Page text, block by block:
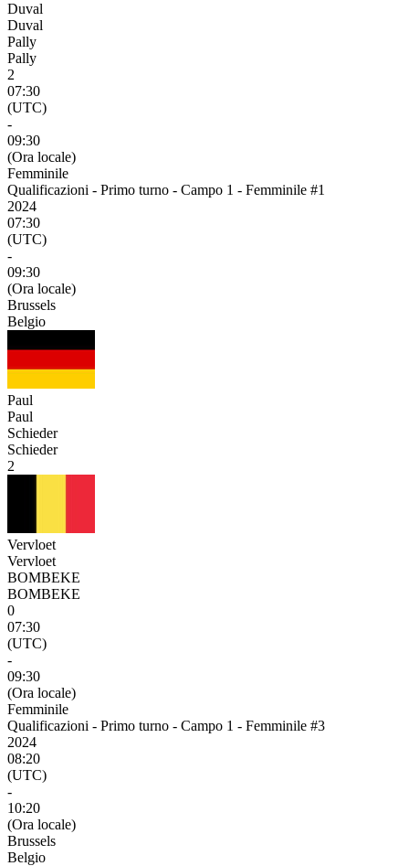
Duval
Duval
Pally
Pally
2
07:30
(UTC)
-
09:30
(Ora locale)
Femminile
Qualificazioni - Primo turno - Campo 1 - Femminile #1
2024
07:30
(UTC)
-
09:30
(Ora locale)
Brussels
Belgio
Paul
Paul
Schieder
Schieder
2
Vervloet
Vervloet
BOMBEKE
BOMBEKE
0
07:30
(UTC)
-
09:30
(Ora locale)
Femminile
Qualificazioni - Primo turno - Campo 1 - Femminile #3
2024
08:20
(UTC)
-
10:20
(Ora locale)
Brussels
Belgio